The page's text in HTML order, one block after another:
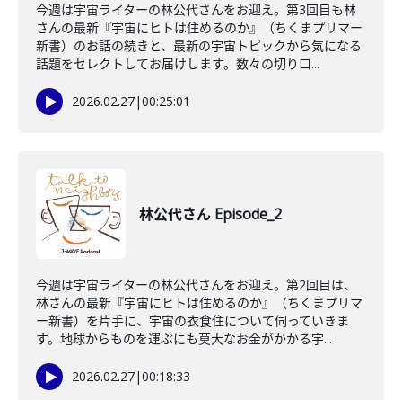
今週は宇宙ライターの林公代さんをお迎え。第3回目も林
さんの最新『宇宙にヒトは住めるのか』（ちくまプリマー
新書）のお話の続きと、最新の宇宙トピックから気になる
話題をセレクトしてお届けします。数々の切り口...
2026.02.27|00:25:01
林公代さん Episode_2
今週は宇宙ライターの林公代さんをお迎え。第2回目は、
林さんの最新『宇宙にヒトは住めるのか』（ちくまプリマ
ー新書）を片手に、宇宙の衣食住について伺っていきま
す。地球からものを運ぶにも莫大なお金がかかる宇...
2026.02.27|00:18:33